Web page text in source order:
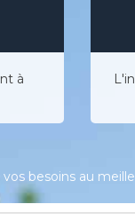
à
besoins au